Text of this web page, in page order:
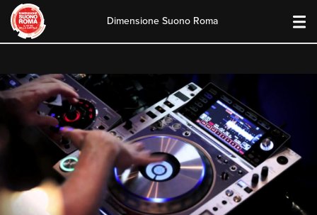
content
Dimensione Suono Roma